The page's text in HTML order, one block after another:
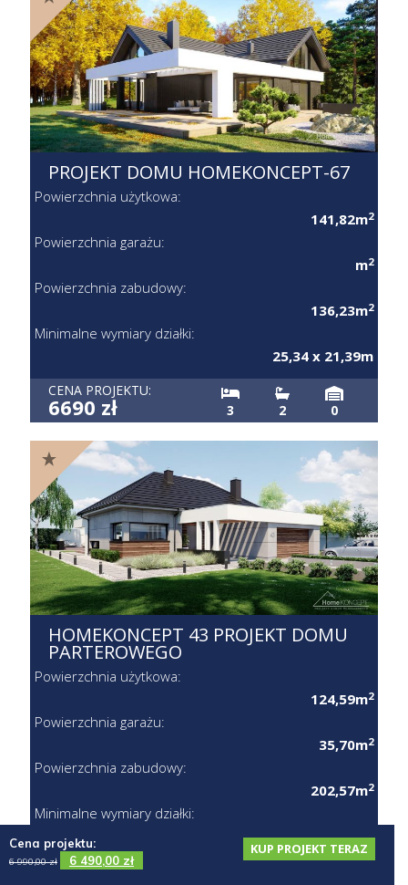
Cena projektu:
6 990,00zł 6 490,00 zł
KUP PROJEKT TERAZ
PROJEKT DOMU HOMEKONCEPT-
67
CENA PROJEKTU:
6690 zł 3 2 0
HOMEKONCEPT 43 PROJEKT
DOMU PARTEROWEGO
Powierzchnia użytkowa:
124,59m2
Powierzchnia garażu:
35,70m2
Powierzchnia zabudowy:
202,57m 2
Minimalne wymiary działki:
23,20 x 26,65m